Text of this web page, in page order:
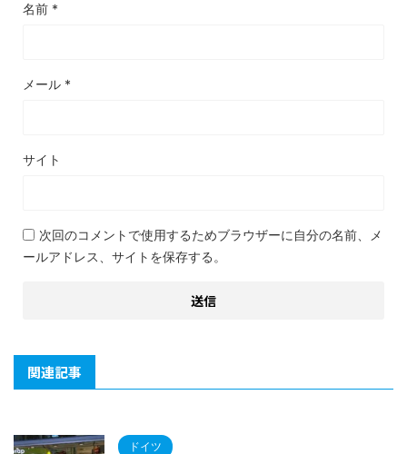
名前 *
メール *
サイト
次回のコメントで使用するためブラウザーに自分の名前、メ
ールアドレス、サイトを保存する。
関連記事
ドイツ